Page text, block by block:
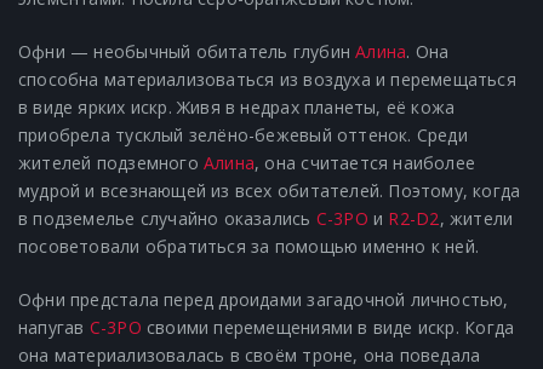
Офни — необычный обитатель глубинАлина. Она
способна материализоваться из воздуха и перемещаться
в виде ярких искр. Живя в недрах планеты, её кожа
приобрела тусклый зелёно-бежевый оттенок. Среди
жителей подземного Алина, она считается наиболее
мудрой и всезнающей из всех обитателей. Поэтому, когда
в подземелье случайно оказались C-3PO и R2-D2, жители
посоветовали обратиться за помощью именно к ней.
Офни предстала перед дроидами загадочной личностью,
напугав C-3PO своими перемещениями в виде искр. Когда
она материализовалась в своём троне, она поведала